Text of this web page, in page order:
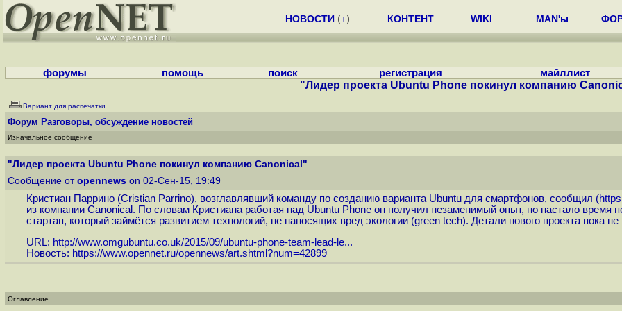
НОВОСТИ (+) КОНТЕНТ WIKI MAN'ы
форумы помощь поиск регистрация майллист
"Лидер проекта Ubuntu Phone покинул компанию
Вариант для распечатки
Форум Разговоры, обсуждение новостей
Изначальное сообщение
"Лидер проекта Ubuntu Phone покинул компанию Canonical"
Сообщение от opennews on 02-Сен-15, 19:49
Кристиан Паррино (Cristian Parrino), возглавлявший команду по созданию варианта Ubuntu для смартфонов, сообщил (
из компании Canonical. По словам Кристиана работая над Ubuntu Phone он получил незаменимый опыт, но настало время
стартап, который займётся развитием технологий, не наносящих вред экологии (green tech). Детали нового проекта пока
URL: http://www.omgubuntu.co.uk/2015/09/ubuntu-phone-team-lead-le...
Новость: https://www.opennet.ru/opennews/art.shtml?num=42899
Оглавление